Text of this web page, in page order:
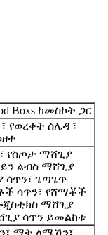
Boxs ከመስኮት ጋር
የወረቀት ሰሌዳ ፣
የስጦታ ማሸጊያ
ልብስ ማሸጊያ
ሳጥን፣ ጌጣጌጥ
ሳጥን፣ የሸማቾች
ማሸጊያ
ሳጥን ይመልከቱ
ማት ላሜሽን፣